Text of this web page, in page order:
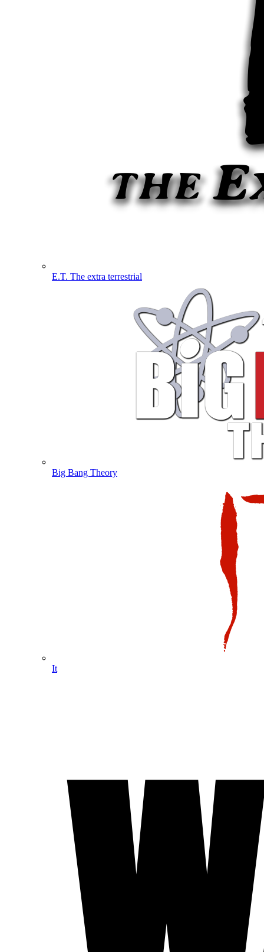
E.T. The extra terrestrial
Big Bang Theory
It